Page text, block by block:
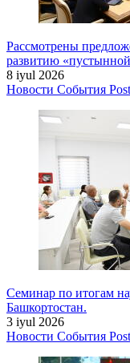
Рассмотрены
развитию
8 iyul 2026
Новости События
Семинар по итогам
Башкортостан.
3 iyul 2026
Новости События